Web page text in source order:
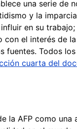
una serie de
y la
en su
el interés de
fuentes. Todos
cuarta del
la AFP como una